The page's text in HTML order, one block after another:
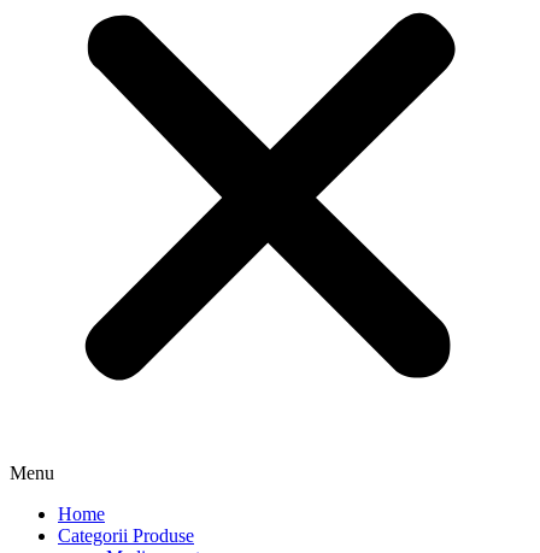
Menu
Home
Categorii Produse